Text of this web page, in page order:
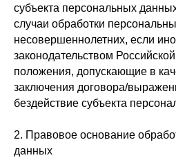
субъекта персональных
случаи обработки
несовершеннолетних, если
законодательством
положения, допускающие в
заключения договора/
бездействие субъекта
2. Правовое основание
данных